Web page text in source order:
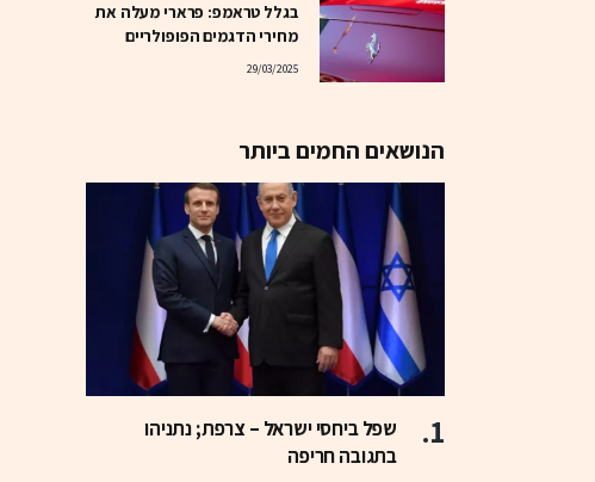
בגלל טראמפ: פרארי מעלה את
מחירי הדגמים הפופולריים
29/03/2025
הנושאים החמים ביותר
שפל ביחסי ישראל – צרפת; נתניהו
בתגובה חריפה